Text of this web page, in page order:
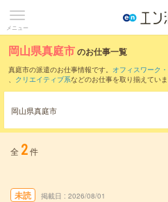
メニュー
岡山県真庭市のお仕事一覧
真庭市の派遣のお仕事情報です。 オフィスワーク
、 クリエイティブ系などのお仕事を取り揃えていま
また、久米郡など隣接エリアのお仕事もご確認いた
岡山県真庭市
全 2件
未読 掲載日 2026/08/01